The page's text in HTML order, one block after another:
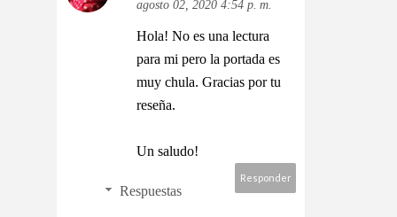
agosto 02, 2020 4:54 p. m.
Hola! No es una lectura
para mi pero la portada es
muy chula. Gracias por tu
reseña.
Un saludo!
Responder
Respuestas